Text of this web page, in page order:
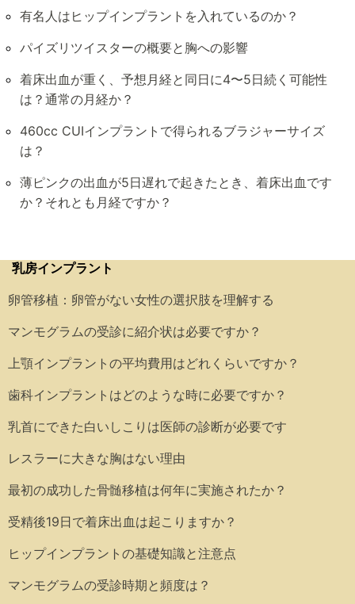
有名人はヒップインプラントを入れているのか？
パイズリツイスターの概要と胸への影響
着床出血が重く、予想月経と同日に4〜5日続く可能性
は？通常の月経か？
460cc CUIインプラントで得られるブラジャーサイズ
は？
薄ピンクの出血が5日遅れで起きたとき、着床出血です
か？それとも月経ですか？
乳房インプラント
卵管移植：卵管がない女性の選択肢を理解する
マンモグラムの受診に紹介状は必要ですか？
上顎インプラントの平均費用はどれくらいですか？
歯科インプラントはどのような時に必要ですか？
乳首にできた白いしこりは医師の診断が必要です
レスラーに大きな胸はない理由
最初の成功した骨髄移植は何年に実施されたか？
受精後19日で着床出血は起こりますか？
ヒップインプラントの基礎知識と注意点
マンモグラムの受診時期と頻度は？